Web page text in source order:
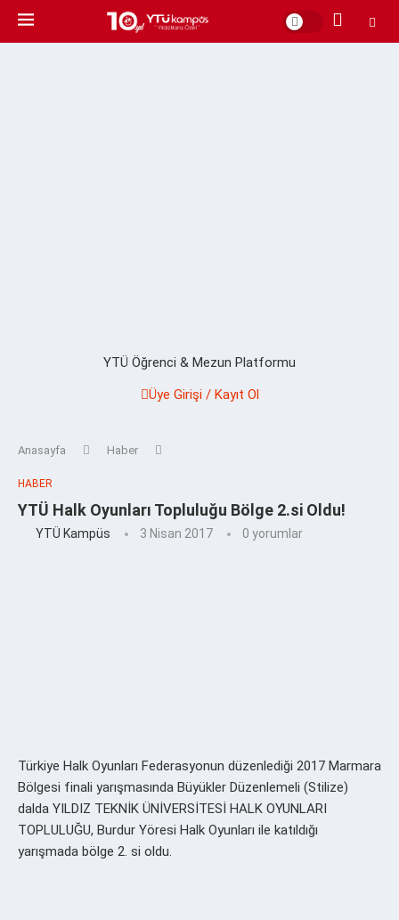
YTÜ Öğrenci & Mezun Platformu
Üye Girişi / Kayıt Ol
Anasayfa Haber
HABER
YTÜ Halk Oyunları Topluluğu Bölge 2.si Oldu!
YTÜ Kampüs 3 Nisan 2017 0 yorumlar
Türkiye Halk Oyunları Federasyonun düzenlediği 2017 Marmara
Bölgesi finali yarışmasında Büyükler Düzenlemeli (Stilize)
dalda YILDIZ TEKNİK ÜNİVERSİTESİ HALK OYUNLARI
TOPLULUĞU, Burdur Yöresi Halk Oyunları ile katıldığı
yarışmada bölge 2. si oldu.